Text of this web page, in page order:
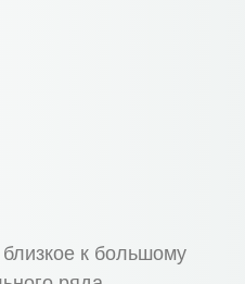
к большому